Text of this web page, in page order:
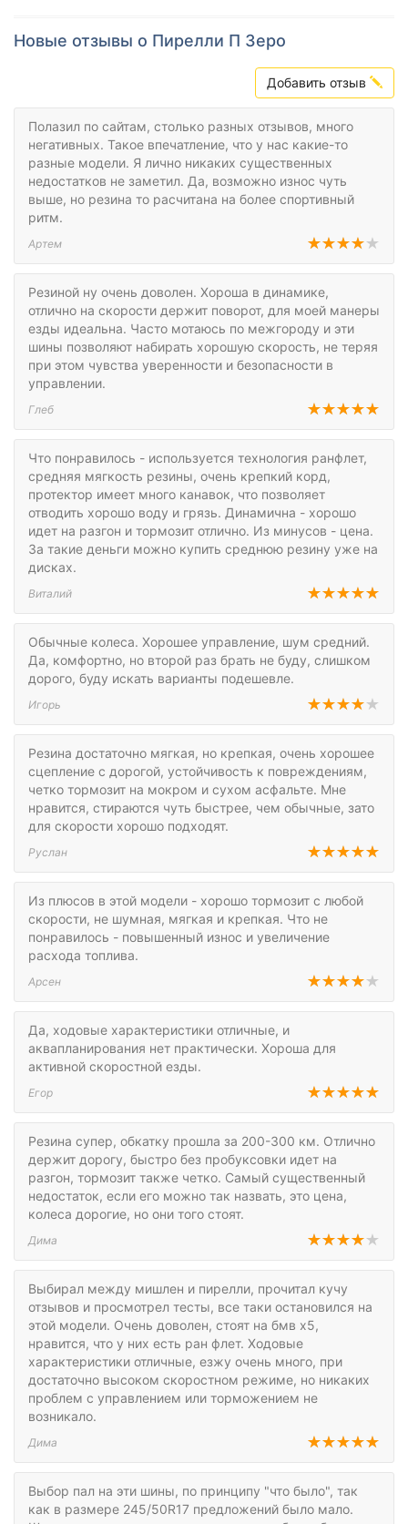
Новые отзывы о Пирелли П Зеро
Добавить отзыв
Полазил по сайтам, столько разных отзывов, много
негативных. Такое впечатление, что у нас какие-то
разные модели. Я лично никаких существенных
недостатков не заметил. Да, возможно износ чуть
выше, но резина то расчитана на более спортивный
ритм.
Артем
Резиной ну очень доволен. Хороша в динамике,
отлично на скорости держит поворот, для моей манеры
езды идеальна. Часто мотаюсь по межгороду и эти
шины позволяют набирать хорошую скорость, не теряя
при этом чувства уверенности и безопасности в
управлении.
Глеб
Что понравилось - используется технология ранфлет,
средняя мягкость резины, очень крепкий корд,
протектор имеет много канавок, что позволяет
отводить хорошо воду и грязь. Динамична - хорошо
идет на разгон и тормозит отлично. Из минусов - цена.
За такие деньги можно купить среднюю резину уже на
дисках.
Виталий
Обычные колеса. Хорошее управление, шум средний.
Да, комфортно, но второй раз брать не буду, слишком
дорого, буду искать варианты подешевле.
Игорь
Резина достаточно мягкая, но крепкая, очень хорошее
сцепление с дорогой, устойчивость к повреждениям,
четко тормозит на мокром и сухом асфальте. Мне
нравится, стираются чуть быстрее, чем обычные, зато
для скорости хорошо подходят.
Руслан
Из плюсов в этой модели - хорошо тормозит с любой
скорости, не шумная, мягкая и крепкая. Что не
понравилось - повышенный износ и увеличение
расхода топлива.
Арсен
Да, ходовые характеристики отличные, и
аквапланирования нет практически. Хороша для
активной скоростной езды.
Егор
Резина супер, обкатку прошла за 200-300 км. Отлично
держит дорогу, быстро без пробуксовки идет на
разгон, тормозит также четко. Самый существенный
недостаток, если его можно так назвать, это цена,
колеса дорогие, но они того стоят.
Дима
Выбирал между мишлен и пирелли, прочитал кучу
отзывов и просмотрел тесты, все таки остановился на
этой модели. Очень доволен, стоят на бмв х5,
нравится, что у них есть ран флет. Ходовые
характеристики отличные, езжу очень много, при
достаточно высоком скоростном режиме, но никаких
проблем с управлением или торможением не
возникало.
Дима
Выбор пал на эти шины, по принципу "что было", так
как в размере 245/50R17 предложений было мало.